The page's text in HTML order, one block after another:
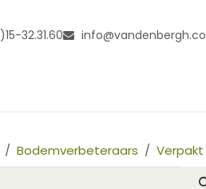
32.31.60 info@vandenbergh.co
Bodemverbeteraars Verpakt